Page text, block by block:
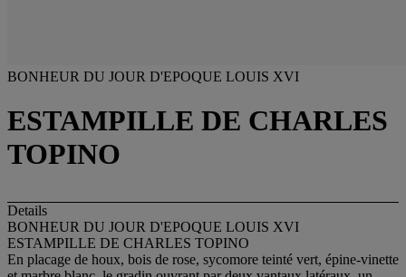
BONHEUR DU JOUR D'EPOQUE LOUIS XVI
ESTAMPILLE DE CHARLES
TOPINO
Details
BONHEUR DU JOUR D'EPOQUE LOUIS XVI
ESTAMPILLE DE CHARLES TOPINO
En placage de houx, bois de rose, sycomore teinté vert, épine-vinette